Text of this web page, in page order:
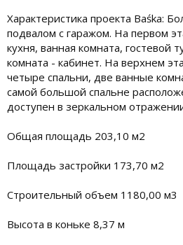
Характеристика проекта Baśka:
подвалом с гаражом. На первом
кухня, ванная комната, гостевой
комната - кабинет. На верхнем
четыре спальни, две ванные
самой большой спальне
доступен в зеркальном
Общая площадь 203,10 м2
Площадь застройки 173,70 м2
Строительный объем 1180,00 м3
Высота в коньке 8,37 м